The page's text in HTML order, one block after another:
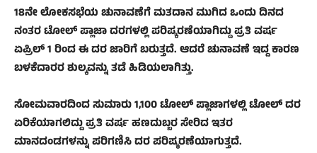
18ನೇ ಲೋಕಸಭೆಯ ಚುನಾವಣೆಗೆ ಮತದಾನ ಮುಗಿದ ಒಂದು ದಿನದ
ನಂತರ ಟೋಲ್ ಪ್ಲಾಜಾ ದರಗಳಲ್ಲಿ ಪರಿಷ್ಕರಣೆಯಾಗಿದ್ದು ಪ್ರತಿ ವರ್ಷ
ಏಪ್ರಿಲ್‌ 1 ರಿಂದ ಈ ದರ ಜಾರಿಗೆ ಬರುತ್ತದೆ. ಆದರೆ ಚುನಾವಣೆ ಇದ್ದ ಕಾರಣ
ಬಳಕೆದಾರರ ಶುಲ್ಕವನ್ನು ತಡೆ ಹಿಡಿಯಲಾಗಿತ್ತು.
ಸೋಮವಾರದಿಂದ ಸುಮಾರು 1,100 ಟೋಲ್ ಪ್ಲಾಜಾಗಳಲ್ಲಿ ಟೋಲ್‌ ದರ
ಏರಿಕೆಯಾಗಲಿದ್ದು ಪ್ರತಿ ವರ್ಷ ಹಣದುಬ್ಬರ ಸೇರಿದ ಇತರ
ಮಾನದಂಡಗಳನ್ನು ಪರಿಗಣಿಸಿ ದರ ಪರಿಷ್ಕರಣೆಯಾಗುತ್ತದೆ.